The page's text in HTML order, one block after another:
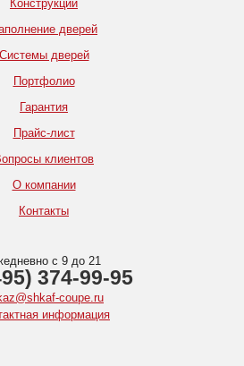
Конструкции
дверей
Системы дверей
Портфолио
Гарантия
Прайс-лист
клиентов
О компании
Контакты
с 9 до 21
374-99-95
coupe.ru
информация